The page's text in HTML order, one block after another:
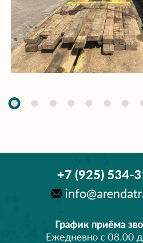
График приёма
Ежедневно с 08.00
+7 (925) 534-